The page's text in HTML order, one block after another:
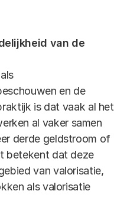
van de
en de
is dat vaak al het
al vaker samen
derde geldstroom of
betekent dat deze
van valorisatie,
als valorisatie